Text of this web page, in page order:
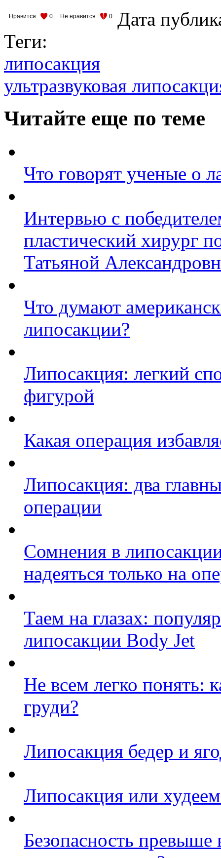
Нравится 0 Не нравится 0
Дата
Теги:
липосакция
ультразвуковая
Читайте еще по теме
Что говорят ученые о
Интервью с
пластический хирург
Татьяной
Что думают
липосакции?
Липосакция: легкий
фигурой
Какая операция
Липосакция: два
операции
Сомнения в
надеяться только на
Таем на глазах:
липосакции Body Jet
Не всем легко понять:
груди?
Липосакция бедер и
Липосакция или
Безопасность превыше